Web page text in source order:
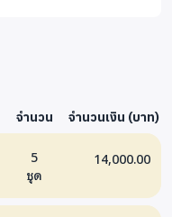
จำนวน จำนวนเงิน (บาท)
5
ชุด
14,000.00